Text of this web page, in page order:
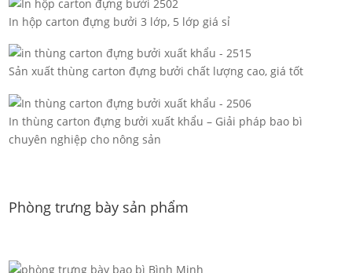
In hộp carton đựng bưởi 3 lớp, 5 lớp giá sỉ
Sản xuất thùng carton đựng bưởi chất lượng cao, giá tốt
In thùng carton đựng bưởi xuất khẩu – Giải pháp bao bì
chuyên nghiệp cho nông sản
Phòng trưng bày sản phẩm